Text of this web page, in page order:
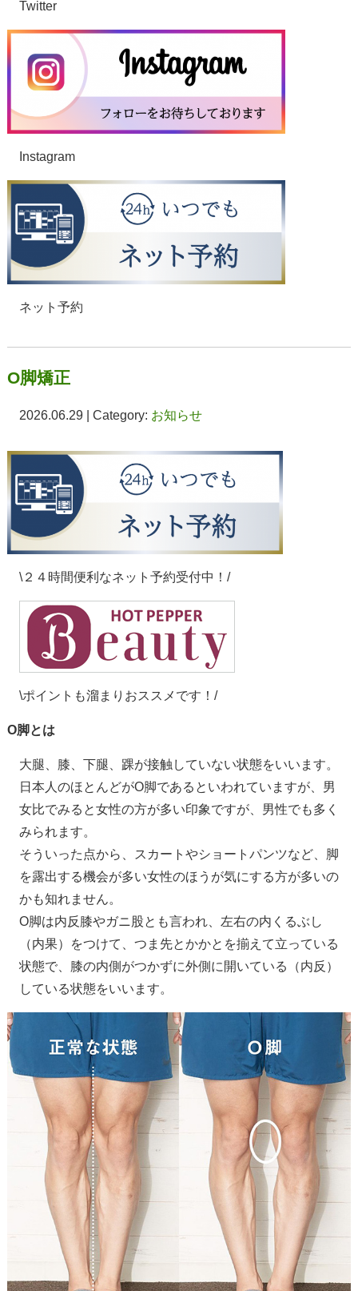
Twitter
Instagram
ネット予約
O脚矯正
2026.06.29 | Category: お知らせ
\２４時間便利なネット予約受付中！/
\ポイントも溜まりおススメです！/
O脚とは
大腿、膝、下腿、踝が接触していない状態をいいます。
日本人のほとんどがO脚であるといわれていますが、男
女比でみると女性の方が多い印象ですが、男性でも多く
みられます。
そういった点から、スカートやショートパンツなど、脚
を露出する機会が多い女性のほうが気にする方が多いの
かも知れません。
O脚は内反膝やガニ股とも言われ、左右の内くるぶし
（内果）をつけて、つま先とかかとを揃えて立っている
状態で、膝の内側がつかずに外側に開いている（内反）
している状態をいいます。